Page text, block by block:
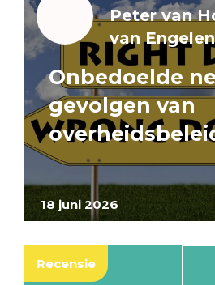
18 juni 2026
Peter van
van
Onbedoelde
gevolgen van
Recensie